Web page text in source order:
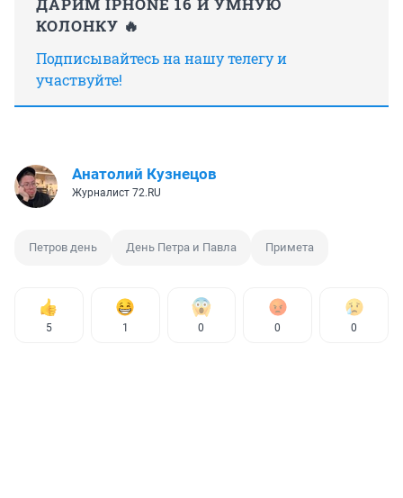
ДАРИМ IPHONE 16 И УМНУЮ
КОЛОНКУ 🔥
Подписывайтесь на нашу телегу и
участвуйте!
Анатолий Кузнецов
Журналист 72.RU
Петров день День Петра и Павла Примета
5 1 0 0 0